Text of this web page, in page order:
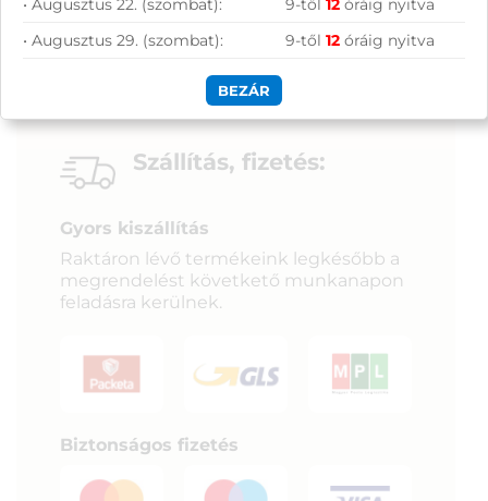
Szállítás, fizetés:
Gyors kiszállítás
Raktáron lévő termékeink legkésőbb a
megrendelést követkető munkanapon
feladásra kerülnek.
Biztonságos fizetés
• Augusztus 22. (szombat):
9-től12 óráig nyitva
• Augusztus 29. (szombat):
9-től12 óráig nyitva
BEZÁR